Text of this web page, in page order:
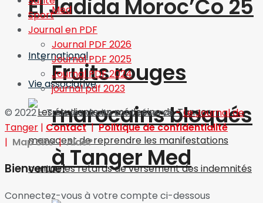
El Jadida Moroc’Co 25
International
Vie associative
Fruits rouges
marocains bloqués
à Tanger Med
Sport
Journal en PDF
Journal PDF 2026
Journal PDF 2025
Journal PDF 2024
journal pdf 2023
© 2022 - Tous les droits sont réservé-Le Journal de
Tanger | Contact |Politique de confidentialité
| Map Site|Aide?
Bienvenue!
Connectez-vous à votre compte ci-dessous